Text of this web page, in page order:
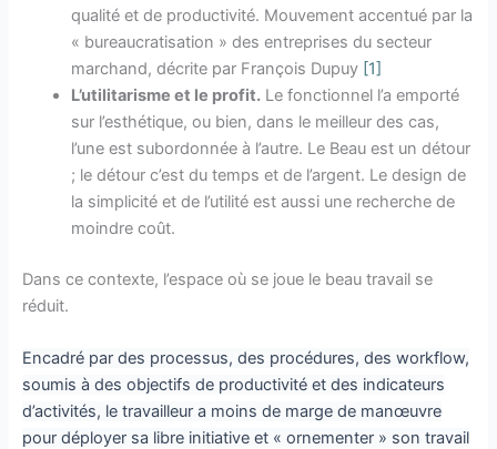
qualité et de productivité. Mouvement accentué par la
« bureaucratisation » des entreprises du secteur
marchand, décrite par François Dupuy [1]
L’utilitarisme et le profit.Le fonctionnel l’a emporté
sur l’esthétique, ou bien, dans le meilleur des cas,
l’une est subordonnée à l’autre. Le Beau est un détour
; le détour c’est du temps et de l’argent. Le design de
la simplicité et de l’utilité est aussi une recherche de
moindre coût.
Dans ce contexte, l’espace où se joue le beau travail se
réduit.
Encadré par des processus, des procédures, des workflow,
soumis à des objectifs de productivité et des indicateurs
d’activités, le travailleur a moins de marge de manœuvre
pour déployer sa libre initiative et « ornementer » son travail